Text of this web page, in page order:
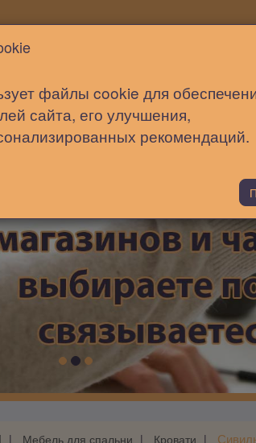
Помощь
Мебель для спальни Кровати
файлы cookie для
сайта, его улучшения,
рекомендаций.